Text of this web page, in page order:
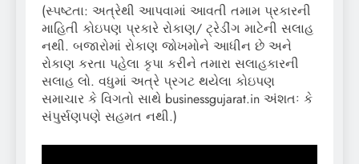
(સ્પષ્ટતા: અત્રેથી આપવામાં આવતી તમામ પ્રકારની
માહિતી કોઇપણ પ્રકારે રોકાણ/ ટ્રેડીંગ માટેની સલાહ
નથી. બજારોમાં રોકાણ જોખમોને આધીન છે અને
રોકાણ કરતા પહેલા કૃપા કરીને તમારા સલાહકારની
સલાહ લો. વધુમાં અત્રે પ્રગટ થયેલા કોઇપણ
સમાચાર કે વિગતો સાથે businessgujarat.in અંશતઃ કે
સંપુર્સણપણે સહમત નથી.)